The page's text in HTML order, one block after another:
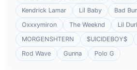
Kendrick Lamar
Lil Baby Bad
Oxxxymiron
The Weeknd
Lil
MORGENSHTERN
$UICIDEBOY$
Rod Wave
Gunna Polo G